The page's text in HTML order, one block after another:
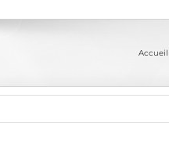
Accueil